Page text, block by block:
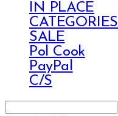
IN PLACE
CATEGORIES
SALE
Pol Cook
PayPal
C/S